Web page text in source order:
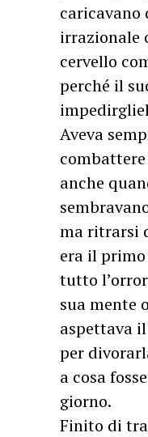
caricavano
irrazionale
cervello
perché il
Aveva
anche
ma ritrarsi
era il
tutto
sua mente
aspettava
per
a cosa
giorno.
Finito di